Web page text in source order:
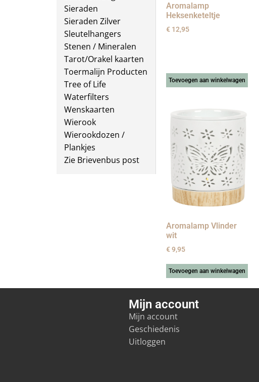
Sieraden
Sieraden Zilver
Sleutelhangers
Stenen / Mineralen
Tarot/Orakel kaarten
Toermalijn Producten
Tree of Life
Waterfilters
Wenskaarten
Wierook
Wierookdozen /
Plankjes
Zie Brievenbus post
Aromalamp
Heksenketeltje
€12,95
Toevoegen aan winkelwagen
Aromalamp Vlinder
wit
€9,95
Toevoegen aan winkelwagen
Mijn account
Mijn account
Geschiedenis
Uitloggen